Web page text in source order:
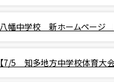
八幡中学校 新ホームページ
【7/5 知多地方中学校体育大会